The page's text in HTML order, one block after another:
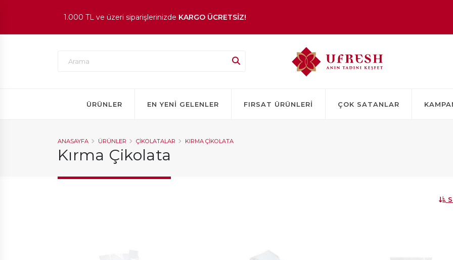
1.000 TL ve üzeri siparişlerinizde KARGO ÜCRETSİZ!
En beğenilen ürünlerdeİNDİRİMfırsatı!
ÜRÜNLER EN YENI GELENLER FIRSAT ÜRÜNLERI ÇOK SATANLAR
ANASAYFA ÜRÜNLER ÇIKOLATALAR KIRMA ÇIKOLATA
Kırma Çikolata